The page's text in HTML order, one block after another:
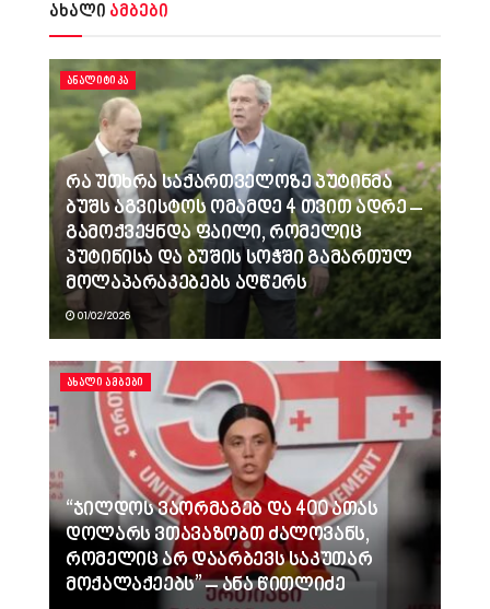
ახალი ამბები
ᲐᲜᲐᲚᲘᲢᲘᲙᲐ
რა უთხრა საქართველოზე პუტინმა
ბუშს აგვისტოს ომამდე 4 თვით ადრე –
გამოქვეყნდა ფაილი, რომელიც
პუტინისა და ბუშის სოჭში გამართულ
მოლაპარაკებებს აღწერს
01/02/2026
ᲐᲮᲐᲚᲘ ᲐᲛᲑᲔᲑᲘ
“ჯილდოს ვაორმაგებ და 400 ათას
დოლარს ვთავაზობთ ძალოვანს,
რომელიც არ დაარბევს საკუთარ
მოქალაქეებს” – ანა წითლიძე